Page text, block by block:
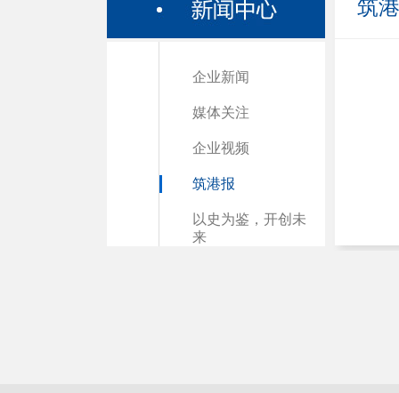
企业新闻
媒体关注
企业视频
筑港报
以史为鉴，开创未
来
筑